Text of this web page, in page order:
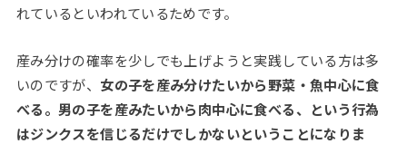
れているといわれているためです。
産み分けの確率を少しでも上げようと実践している方は多
いのですが、 女の子を産み分けたいから野菜・魚中心に食
べる。男の子を産みたいから肉中心に食べる、という行為
はジンクスを信じるだけでしかないということになりま